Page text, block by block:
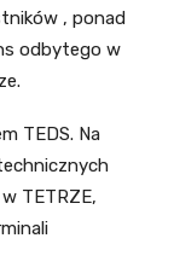
, ponad
odbytego w
TEDS. Na
TETRZE,